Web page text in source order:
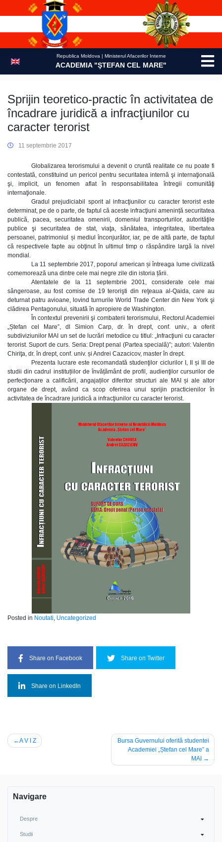
Republica Moldova | Ministerul Afacerilor Interne
ACADEMIA "ŞTEFAN CEL MARE"
Sprijin teoretico-practic în activitatea de
încadrare juridică a infracţiunilor cu
caracter terorist
11 septembrie 2017
Globalizarea terorismului a devenit o cruntă realitate ce nu poate fi
contestată, constituind un pericol pentru securitatea internă şi internaţională
şi, implicit, un fenomen aflat în responsabilitatea întregii comunităţi
internaţionale.
Gradul prejudiciabil sporit al infracţiunilor cu caracter terorist este
determinat, pe de o parte, de faptul că aceste infracţiuni amenință securitatea
publică, pacea, securitatea omenirii, domeniul transporturilor, autorităţile
publice şi securitatea de stat, viaţa, sănătatea, integritatea, libertatea
persoanei, patrimoniul și mediul înconjurător, iar, pe de altă parte, de faptul
că respectivele fapte au obţinut în ultimul timp o răspândire largă la nivel
mondial.
La 11 septembrie 2017, poporul american și întreaga lume civilizată
comemorează una dintre cele mai negre zile din istoria țării.
Atentatele de la 11 septembrie 2001, considerate cele mai
sângeroase, au fost comise de 19 terorişti din reţeaua al-Qaida, care au
deturnat patru avioane, lovind turnurile World Trade Center din New York şi
clădirea Pentagonului, situată în apropiere de Washington.
În contextul prevenirii şi combaterii terorismului, Rectorul Academiei
„Ștefan cel Mare”, dl Simion Carp, dr. în drept, conf. univ., a oferit
subdiviziunilor MAI un set de lucrări metodice cu titlul: „Infracţiuni cu caracter
terorist. Suport de curs. Seria: Drept penal (Partea specială)”; autori: Valentin
Chiriţa, dr. în drept, conf. univ. și Andrei Cazacicov, master în drept.
Prezenta lucrare este recomandată studenţilor ciclurilor I, II și III de
studii din cadrul instituțiilor de învățământ de profil, audienţilor cursurilor de
perfecţionare a calificării, angajaților diferitor structuri ale MAI și ale altor
organe de drept, având ca scop oferirea unui sprijin practicienilor în
activitatea de încadrare juridică a infracţiunilor cu caracter terorist.
Posted in Noutati, Uncategorized
Share on Facebook Share on Twitter
Share on LinkedIn
Navigare
A V I Z
Bursa Guvernului oferită studentei
Academiei „Ștefan cel Mare” a
MAI
Navigare
Despre
Studii